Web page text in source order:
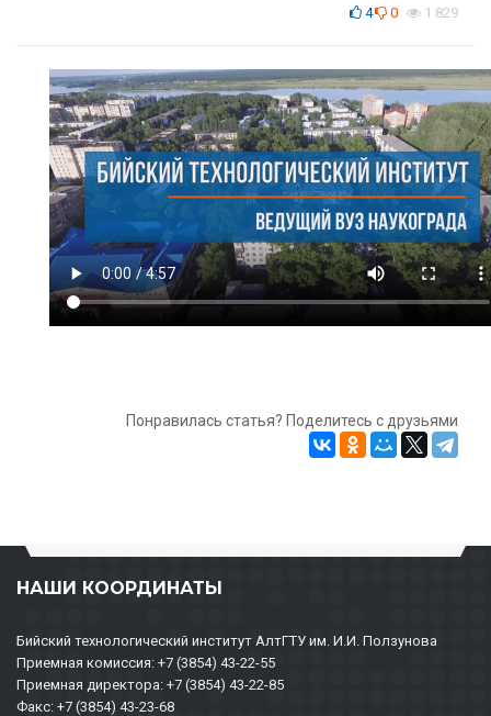
4 0 1 829
Понравилась статья? Поделитесь с друзьями
НАШИ КООРДИНАТЫ
Бийский технологический институт АлтГТУ им. И.И. Ползунова
Приемная комиссия: +7 (3854) 43-22-55
Приемная директора: +7 (3854) 43-22-85
Факс: +7 (3854) 43-23-68